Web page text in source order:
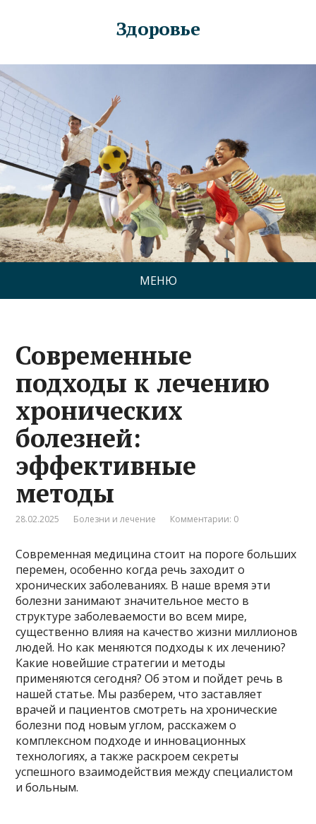
Здоровье
МЕНЮ
Современные
подходы к лечению
хронических
болезней:
эффективные
методы
28.02.2025 Болезни и лечение Комментарии: 0
Современная медицина стоит на пороге больших
перемен, особенно когда речь заходит о
хронических заболеваниях. В наше время эти
болезни занимают значительное место в
структуре заболеваемости во всем мире,
существенно влияя на качество жизни миллионов
людей. Но как меняются подходы к их лечению?
Какие новейшие стратегии и методы
применяются сегодня? Об этом и пойдет речь в
нашей статье. Мы разберем, что заставляет
врачей и пациентов смотреть на хронические
болезни под новым углом, расскажем о
комплексном подходе и инновационных
технологиях, а также раскроем секреты
успешного взаимодействия между специалистом
и больным.